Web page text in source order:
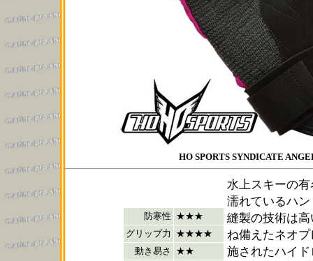
HO SPORTS SYNDICATE
防寒性 ★★★
グリップ力
★★★★
動き易さ
★★
水上スキーの有
濡れているハ
縫製の技術は
ね備えたネオ
施されたハイ